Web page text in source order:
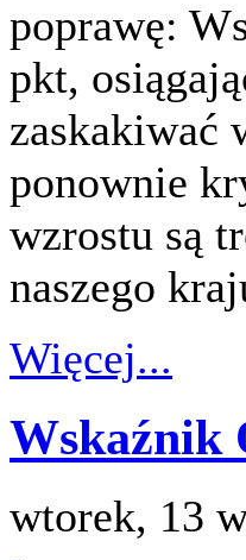
poprawę:
pkt,
zaskakiwać
ponownie
wzrostu są
naszego
Więcej...
Wskaźnik
wtorek, 13